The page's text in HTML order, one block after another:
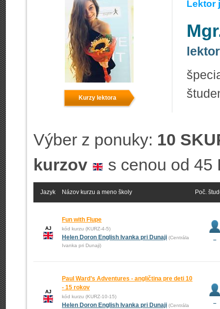
Kurzy lektora
Lektor
Výber z ponuky: 10
kurzov
s cenou od 45
Jazyk Názov kurzu a meno školy Poč.
AJ
Fun with Flupe‎
kód kurzu (KURZ-4-5)
Helen Doron English Ivanka pri Dunaji (Centrála
Ivanka pri Dunaji)
–
AJ
Paul Ward’s Adventures - angličtina pre deti 10
- 15 rokov
kód kurzu (KURZ-10-15)
Helen Doron English Ivanka pri Dunaji (Centrála
–